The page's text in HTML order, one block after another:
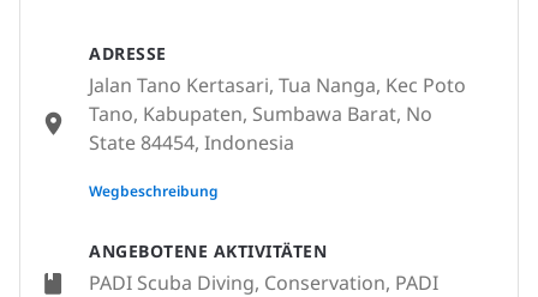
ANGEBOTENE AKTIVITÄTEN
PADI Scuba Diving, Conservation, PADI
ADRESSE
Jalan Tano Kertasari, Tua Nanga, Kec Poto
Tano, Kabupaten, Sumbawa Barat, No
State 84454, Indonesia
None
Wegbeschreibung